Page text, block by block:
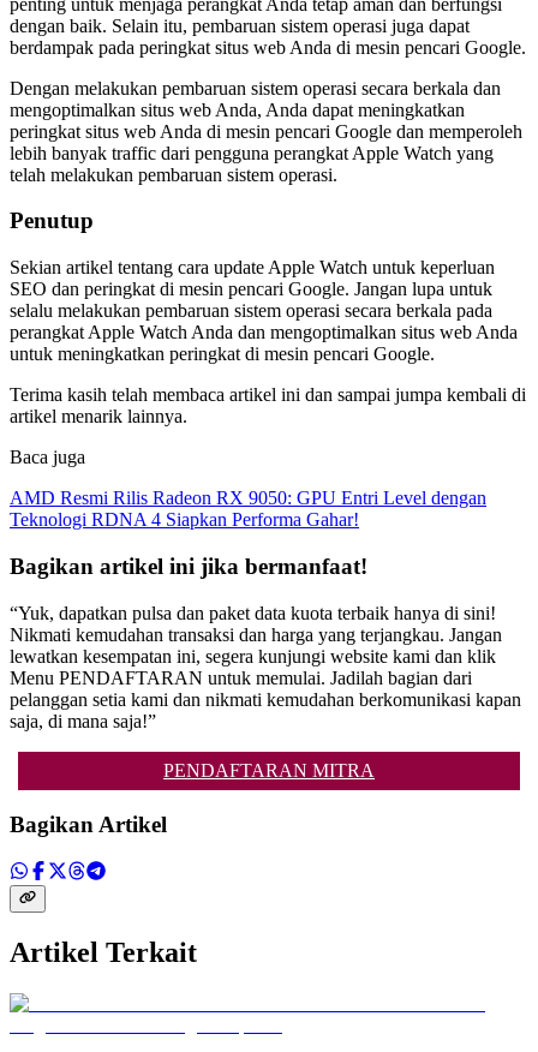
dengan baik. Selain itu, pembaruan sistem operasi juga dapat
berdampak pada peringkat situs web Anda di mesin pencari Google.
Dengan melakukan pembaruan sistem operasi secara berkala dan
mengoptimalkan situs web Anda, Anda dapat meningkatkan
peringkat situs web Anda di mesin pencari Google dan memperoleh
lebih banyak traffic dari pengguna perangkat Apple Watch yang
telah melakukan pembaruan sistem operasi.
Penutup
Sekian artikel tentang cara update Apple Watch untuk keperluan
SEO dan peringkat di mesin pencari Google. Jangan lupa untuk
selalu melakukan pembaruan sistem operasi secara berkala pada
perangkat Apple Watch Anda dan mengoptimalkan situs web Anda
untuk meningkatkan peringkat di mesin pencari Google.
Terima kasih telah membaca artikel ini dan sampai jumpa kembali di
artikel menarik lainnya.
Baca juga
AMD Resmi Rilis Radeon RX 9050: GPU Entri Level dengan
Teknologi RDNA 4 Siapkan Performa Gahar!
Bagikan artikel ini jika bermanfaat!
“Yuk, dapatkan pulsa dan paket data kuota terbaik hanya di sini!
Nikmati kemudahan transaksi dan harga yang terjangkau. Jangan
lewatkan kesempatan ini, segera kunjungi website kami dan klik
Menu PENDAFTARAN untuk memulai. Jadilah bagian dari
pelanggan setia kami dan nikmati kemudahan berkomunikasi kapan
saja, di mana saja!”
PENDAFTARAN MITRA
Bagikan Artikel
Artikel Terkait